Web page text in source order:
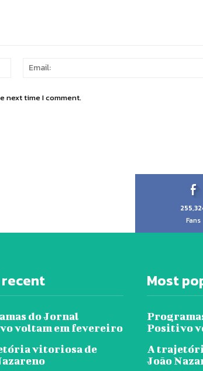
Name:
next time I comment.
Fans
do Jornal
voltam em fevereiro
vitoriosa de
Most
Positivo
A
João